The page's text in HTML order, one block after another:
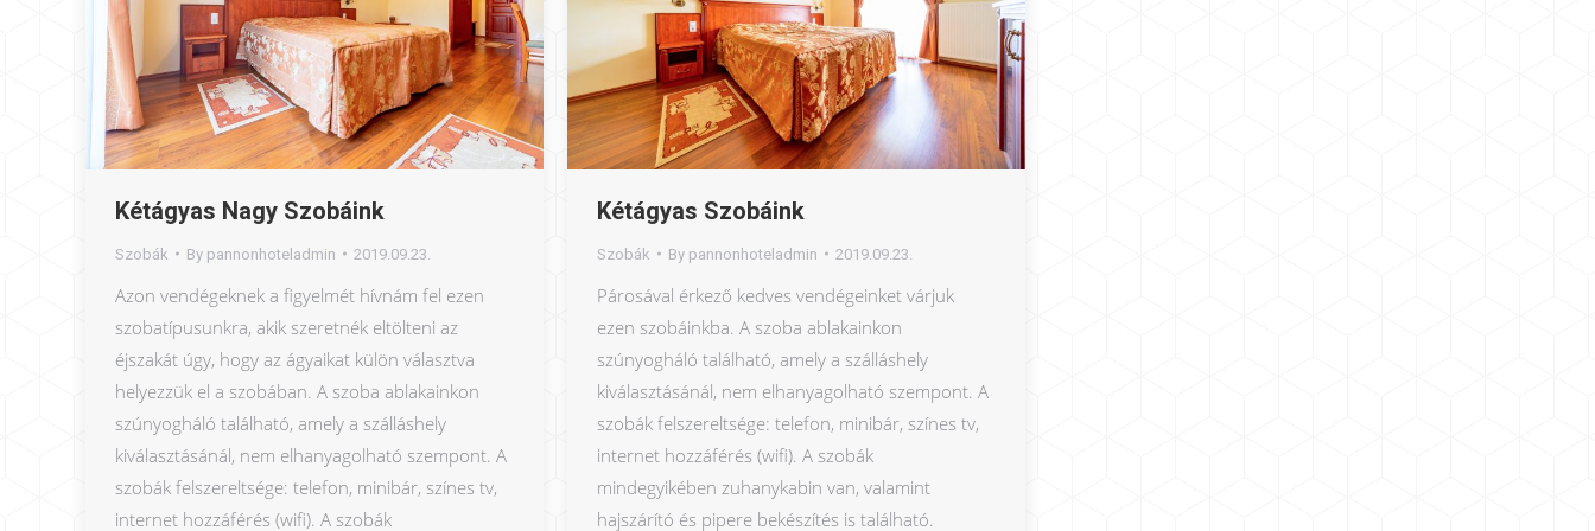
Kétágyas Nagy Szobáink
Szobák By pannonhoteladmin 2019.09.23.
Azon vendégeknek a figyelmét hívnám fel ezen
szobatípusunkra, akik szeretnék eltölteni az
éjszakát úgy, hogy az ágyaikat külön választva
helyezzük el a szobában. A szoba ablakainkon
szúnyogháló található, amely a szálláshely
kiválasztásánál, nem elhanyagolható szempont. A
szobák felszereltsége: telefon, minibár, színes tv,
internet hozzáférés (wifi). A szobák
Kétágyas Szobáink
Szobák By pannonhoteladmin 2019.09.23.
Párosával érkező kedves vendégeinket várjuk
ezen szobáinkba. A szoba ablakainkon
szúnyogháló található, amely a szálláshely
kiválasztásánál, nem elhanyagolható szempont. A
szobák felszereltsége: telefon, minibár, színes tv,
internet hozzáférés (wifi). A szobák
mindegyikében zuhanykabin van, valamint
hajszárító és pipere bekészítés is található.